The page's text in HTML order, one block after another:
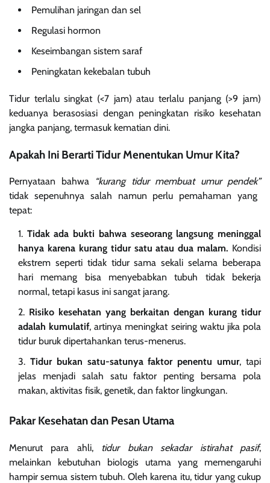
Pemulihan jaringan dan sel
Regulasi hormon
Keseimbangan sistem saraf
Peningkatan kekebalan tubuh
Tidur terlalu singkat (<7 jam) atau terlalu panjang (>9 jam)
keduanya berasosiasi dengan peningkatan risiko kesehatan
jangka panjang, termasuk kematian dini.
Apakah Ini Berarti Tidur Menentukan Umur Kita?
Pernyataan bahwa
“kurang tidur membuat umur pendek”
tidak sepenuhnya salah namun perlu pemahaman yang
tepat:
Tidak ada bukti bahwa seseorang langsung meninggal
hanya karena kurang tidur satu atau dua malam. Kondisi
ekstrem seperti tidak tidur sama sekali selama beberapa
hari memang bisa menyebabkan tubuh tidak bekerja
normal, tetapi kasus ini sangat jarang.
Risiko kesehatan yang berkaitan dengan kurang tidur
adalah kumulatif, artinya meningkat seiring waktu jika pola
tidur buruk dipertahankan terus-menerus.
Tidur bukan satu-satunya faktor penentu umur, tapi
jelas menjadi salah satu faktor penting bersama pola
makan, aktivitas fisik, genetik, dan faktor lingkungan.
Pakar Kesehatan dan Pesan Utama
Menurut para ahli, tidur bukan sekadar istirahat pasif,
melainkan kebutuhan biologis utama yang memengaruhi
hampir semua sistem tubuh. Oleh karena itu, tidur yang cukup